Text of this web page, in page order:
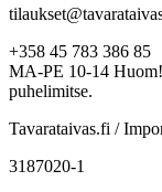
+358 45 783 386 85
MA-PE 10-14 Huom!
puhelimitse.
Tavarataivas.fi /
3187020-1